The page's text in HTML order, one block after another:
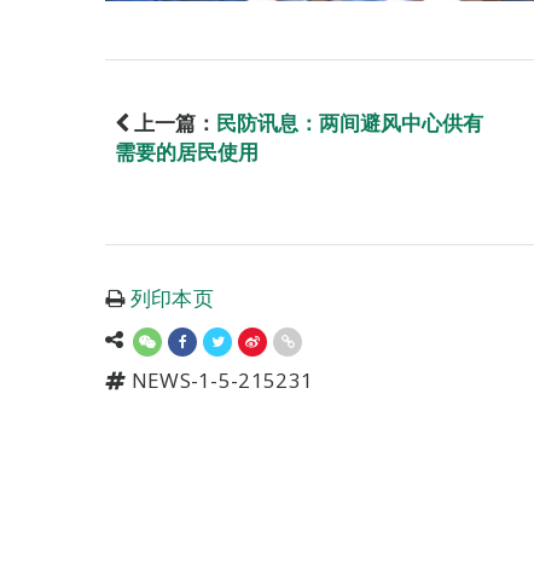
上一篇： 民防讯息：两间避风中心供有
需要的居民使用
列印本页
NEWS-1-5-215231